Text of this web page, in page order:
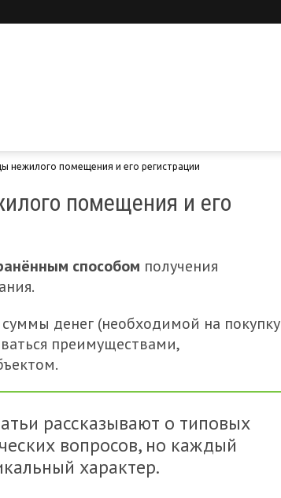
нежилого помещения и его регистрации
помещения и его
способом получения
денег (необходимой на покупку
преимуществами,
рассказывают о типовых
вопросов, но каждый
характер.